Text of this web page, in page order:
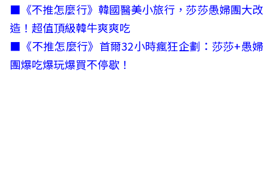
■ 《不推怎麼行》韓國醫美小旅行，莎莎愚婦團大改
造！超值頂級韓牛爽爽吃
■ 《不推怎麼行》首爾32小時瘋狂企劃：莎莎+愚婦
團爆吃爆玩爆買不停歇！